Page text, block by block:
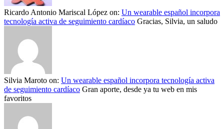
Ricardo Antonio Mariscal López on: Un wearable español incorpora
tecnología activa de seguimiento cardíaco Gracias, Silvia, un saludo
Silvia Maroto on: Un wearable español incorpora tecnología activa
de seguimiento cardíaco Gran aporte, desde ya tu web en mis
favoritos